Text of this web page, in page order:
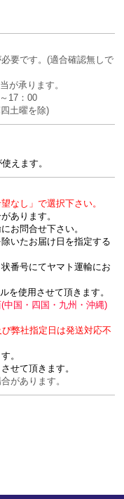
要です。(適合確認無しで
が承ります。
17：00
土曜を除)
えます。
なし」で選択下さい。
あります。
お問合せ下さい。
いたお届け日を指定する
番号にてヤマト運輸にお
を使用させて頂きます。
中国・四国・九州・沖縄)
弊社指定日は発送対応不
。
せて頂きます。
があります。